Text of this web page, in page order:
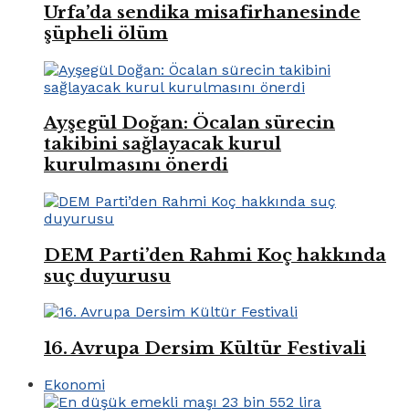
Urfa’da sendika misafirhanesinde
şüpheli ölüm
Ayşegül Doğan: Öcalan sürecin
takibini sağlayacak kurul
kurulmasını önerdi
DEM Parti’den Rahmi Koç hakkında
suç duyurusu
16. Avrupa Dersim Kültür Festivali
Ekonomi